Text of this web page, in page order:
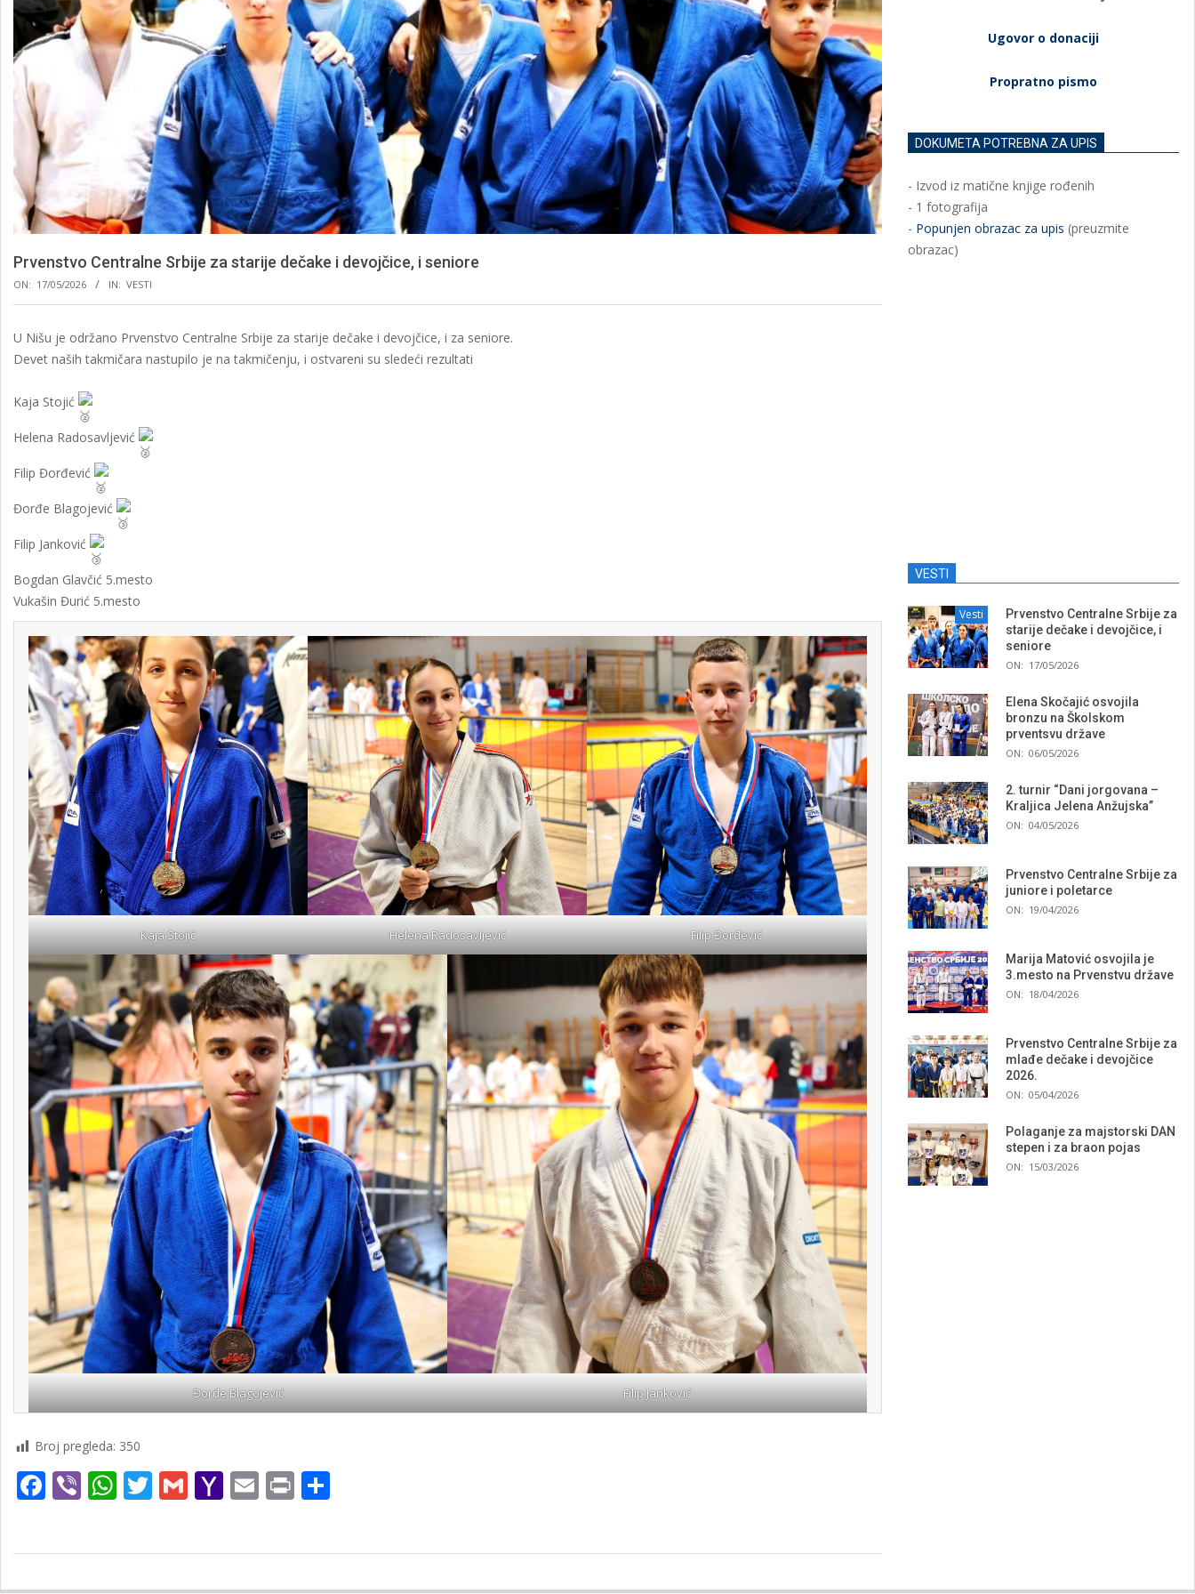
Prvenstvo Centralne Srbije za starije dečake i devojčice, i seniore
ON: 17/05/2026 IN: VESTI
U Nišu je održano Prvenstvo Centralne Srbije za starije dečake i devojčice, i za seniore.
Devet naših takmičara nastupilo je na takmičenju, i ostvareni su sledeći rezultati
Kaja Stojić
Helena Radosavljević
Filip Đorđević
Đorđe Blagojević
Filip Janković
Bogdan Glavčić 5.mesto
Vukašin Đurić 5.mesto
Kaja Stojić Helena Radosavljević Filip Đorđević
Đorđe Blagojević Filip Janković
Broj pregleda: 350
Facebook
ViberWhatsApp
Twitter
GmailYahoo
Email
Print
Ugovor o donaciji
Propratno pismo
DOKUMETA POTREBNA ZA UPIS
- Izvod iz matične knjige rođenih
- 1 fotografija
- Popunjen obrazac za upis (preuzmite
obrazac)
VESTI
Vesti
Prvenstvo Centralne Srbije za
starije dečake i devojčice, i
seniore
ON: 17/05/2026
Elena Skočajić osvojila
bronzu na Školskom
prventsvu države
ON: 06/05/2026
2. turnir “Dani jorgovana –
Kraljica Jelena Anžujska”
ON: 04/05/2026
Prvenstvo Centralne Srbije za
juniore i poletarce
ON: 19/04/2026
Marija Matović osvojila je
3.mesto na Prvenstvu države
ON: 18/04/2026
Prvenstvo Centralne Srbije za
mlađe dečake i devojčice
2026.
ON: 05/04/2026
Polaganje za majstorski DAN
stepen i za braon pojas
ON: 15/03/2026